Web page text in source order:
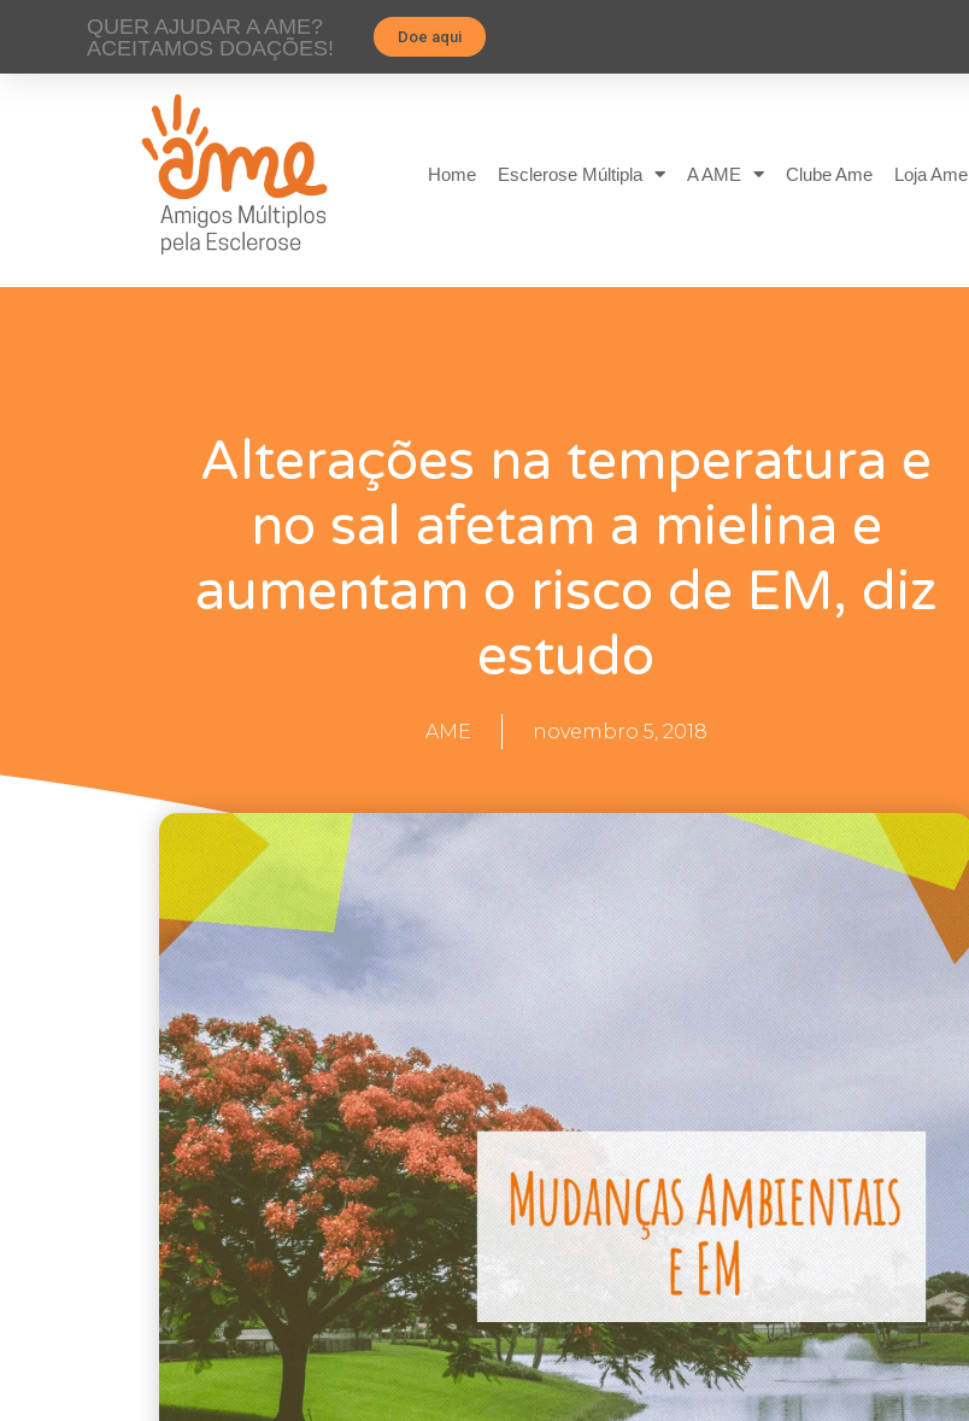
QUER AJUDAR A AME?
ACEITAMOS DOAÇÕES!
Doe aqui
Home Esclerose Múltipla A AME Clube Ame Loja Ame
Alterações na temperatura e
no sal afetam a mielina e
aumentam o risco de EM, diz
estudo
AME novembro 5, 2018